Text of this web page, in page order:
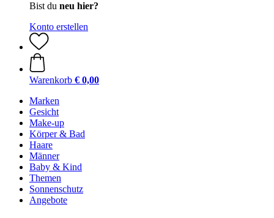
Bist du neu hier?
Konto erstellen
Warenkorb € 0,00
Marken
Gesicht
Make-up
Körper & Bad
Haare
Männer
Baby & Kind
Themen
Sonnenschutz
Angebote